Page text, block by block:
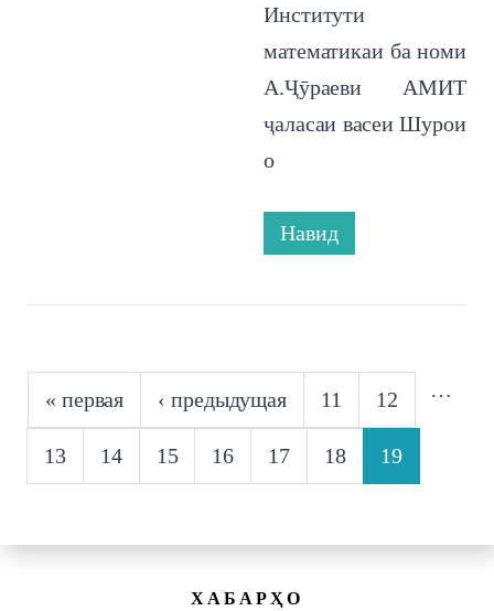
Институти
математикаи ба номи
А.Ҷӯраеви АМИТ
ҷаласаи васеи Шурои
о
Навид
СТРАНИЦЫ
« первая ‹ предыдущая …
11 12
13 14 15 16 17 18 19
ХАБАРҲО